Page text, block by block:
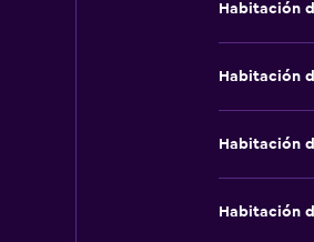
Habitación
Habitación
Habitación
Habitación